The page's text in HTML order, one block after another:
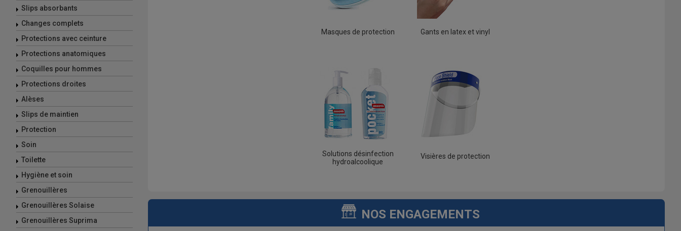
Slips absorbants
Changes complets
Protections avec ceinture
Protections anatomiques
Coquilles pour hommes
Protections droites
Alèses
Slips de maintien
Protection
Soin
Toilette
Hygiène et soin
Grenouillères
Grenouillères Solaise
Grenouillères Suprima
Masques de protection Gants en latex et vinyl
Solutions désinfection
hydroalcoolique
Visières de protection
NOS ENGAGEMENTS